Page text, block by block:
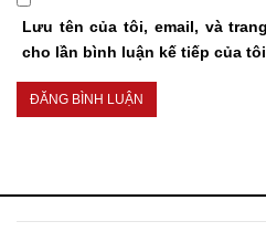
Lưu tên của tôi, email, và
cho lần bình luận kế tiếp của